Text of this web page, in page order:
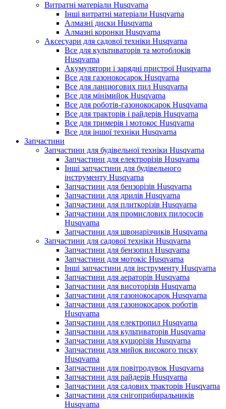
Витратні матеріали Husqvarna
Інші витратні матеріали Husqvarna
Алмазні диски Husqvarna
Алмазні коронки Husqvarna
Аксесуари для садової техніки Husqvarna
Все для культиваторів та мотоблоків
Husqvarna
Акумулятори і зарядні пристрої Husqvarna
Все для газонокосарок Husqvarna
Все для ланцюгових пил Husqvarna
Все для мінімийок Husqvarna
Все для роботів-газонокосарок Husqvarna
Все для тракторів і райдерів Husqvarna
Все для тримерів і мотокос Husqvarna
Все для іншої техніки Husqvarna
Запчастини
Запчастини для будівельної техніки Husqvarna
Запчастини для електрорізів Husqvarna
Інші запчастини для будівельного
інструменту Husqvarna
Запчастини для бензорізів Husqvarna
Запчастини для дрилів Husqvarna
Запчастини для плиткорізів Husqvarna
Запчастини для промислових пилососів
Husqvarna
Запчастини для швонарізчиків Husqvarna
Запчастини для садової техніки Husqvarna
Запчастини для бензопил Husqvarna
Запчастини для мотокіс Husqvarna
Інші запчастини для інструменту Husqvarna
Запчастини для аераторів Husqvarna
Запчастини для висоторізів Husqvarna
Запчастини для газонокосарок Husqvarna
Запчастини для газонокосарок роботів
Husqvarna
Запчастини для електропил Husqvarna
Запчастини для культиваторів Husqvarna
Запчастини для кущорізів Husqvarna
Запчастини для мийок високого тиску
Husqvarna
Запчастини для повітродувок Husqvarna
Запчастини для райдерів Husqvarna
Запчастини для садових тракторів Husqvarna
Запчастини для снігоприбиральників
Husqvarna